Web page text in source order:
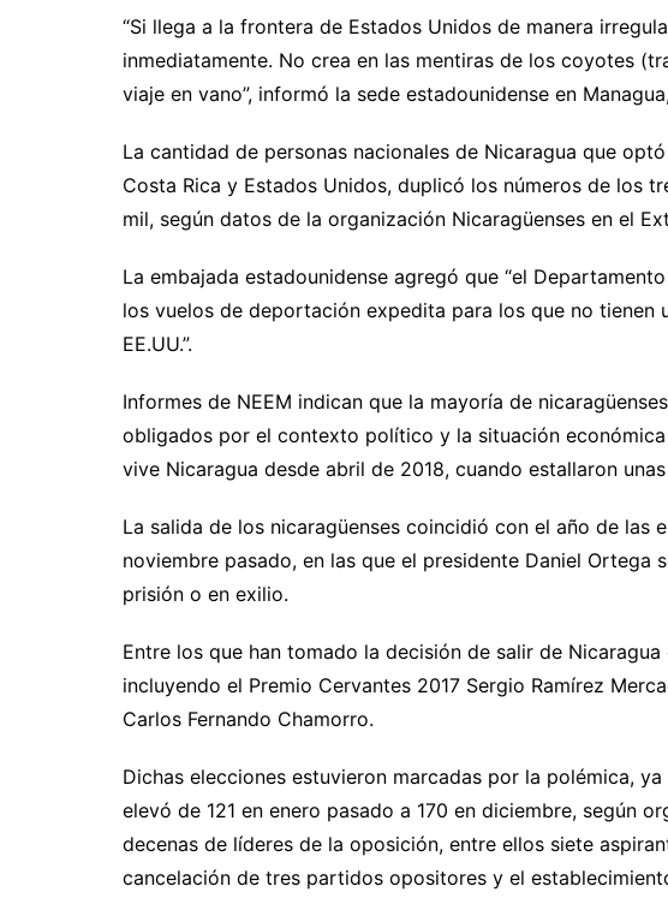
“Si llega a la frontera de Estados Unidos de manera
inmediatamente. No crea en las mentiras de los coyotes
viaje en vano”, informó la sede estadounidense en
La cantidad de personas nacionales de Nicaragua que
Costa Rica y Estados Unidos, duplicó los números de los
mil, según datos de la organización Nicaragüenses en el
La embajada estadounidense agregó que “el
los vuelos de deportación expedita para los que no tienen
EE.UU.”.
Informes de NEEM indican que la mayoría de
obligados por el contexto político y la situación
vive Nicaragua desde abril de 2018, cuando estallaron
La salida de los nicaragüenses coincidió con el año de las
noviembre pasado, en las que el presidente Daniel Ortega
prisión o en exilio.
Entre los que han tomado la decisión de salir de
incluyendo el Premio Cervantes 2017 Sergio Ramírez
Carlos Fernando Chamorro.
Dichas elecciones estuvieron marcadas por la polémica,
elevó de 121 en enero pasado a 170 en diciembre, según
decenas de líderes de la oposición, entre ellos siete
cancelación de tres partidos opositores y el